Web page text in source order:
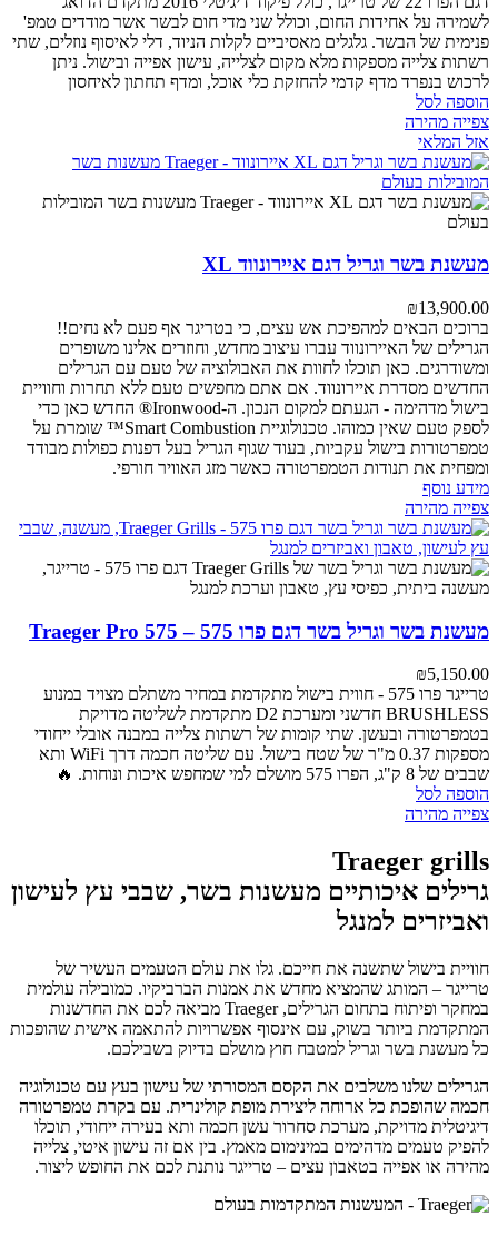
לשמירה על אחידות החום, וכולל שני מדי חום לבשר אשר מודדים טמפ'
פנימית של הבשר. גלגלים מאסיביים לקלות הניוד, דלי לאיסוף נוזלים, שתי
רשתות צלייה מספקות מלא מקום לצלייה, עישון אפייה ובישול. ניתן
לרכוש בנפרד מדף קדמי להחזקת כלי אוכל, ומדף תחתון לאיחסון
הוספה לסל
צפייה מהירה
אזל המלאי
מעשנת בשר וגריל דגם איירונווד XL
₪13,900.00
ברוכים הבאים למהפיכת אש עצים, כי בטריגר אף פעם לא נחים!!
הגרילים של האיירונווד עברו עיצוב מחדש, וחוזרים אלינו משופרים
ומשודרגים. כאן תוכלו לחוות את האבולוציה של טעם עם הגרילים
החדשים מסדרת איירונווד. אם אתם מחפשים טעם ללא תחרות וחוויית
בישול מדהימה - הגעתם למקום הנכון. ה-Ironwood® החדש כאן כדי
לספק טעם שאין כמוהו. טכנולוגיית Smart Combustion™ שומרת על
טמפרטורות בישול עקביות, בעוד שגוף הגריל בעל דפנות כפולות מבודד
ומפחית את תנודות הטמפרטורה כאשר מזג האוויר חורפי.
מידע נוסף
צפייה מהירה
מעשנת בשר וגריל בשר דגם פרו 575 – Traeger Pro 575
₪5,150.00
טרייגר פרו 575 - חווית בישול מתקדמת במחיר משתלם
מצויד במנוע
BRUSHLESS חדשני ומערכת D2 מתקדמת לשליטה מדויקת
בטמפרטורה ובעשן. שתי קומות של רשתות צלייה במבנה אובלי ייחודי
מספקות 0.37 מ"ר של שטח בישול. עם שליטה חכמה דרך WiFi ותא
שבבים של 8 ק"ג, הפרו 575 מושלם למי שמחפש איכות ונוחות. 🔥
הוספה לסל
צפייה מהירה
Traeger grills
גרילים איכותיים מעשנות בשר, שבבי עץ לעישון
ואביזרים למנגל
חוויית בישול שתשנה את חייכם. גלו את עולם הטעמים העשיר של
טרייגר – המותג שהמציא מחדש את אמנות הברביקיו. כמובילה עולמית
במחקר ופיתוח בתחום הגרילים, Traeger מביאה לכם את החדשנות
המתקדמת ביותר בשוק, עם אינסוף אפשרויות להתאמה אישית שהופכות
כל מעשנת בשר וגריל למטבח חוץ מושלם בדיוק בשבילכם.
הגרילים שלנו משלבים את הקסם המסורתי של עישון בעץ עם טכנולוגיה
חכמה שהופכת כל ארוחה ליצירת מופת קולינרית. עם בקרת טמפרטורה
דיגיטלית מדויקת, מערכת סחרור עשן חכמה ותא בעירה ייחודי, תוכלו
להפיק טעמים מדהימים במינימום מאמץ. בין אם זה עישון איטי, צלייה
מהירה או אפייה בטאבון עצים – טרייגר נותנת לכם את החופש ליצור.